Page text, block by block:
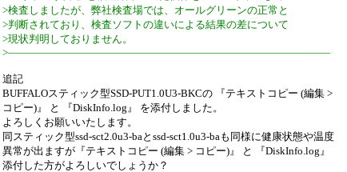
>検査しましたが、弊社検査場では、オールグリーンの正常と
>判断されており、検査ソフトの違いによる結果の差について
>現状判明しておりません。
>―――――――――――――――――――――――――――――――
追記
BUFFALOスティック型SSD-PUT1.0U3-BKCの 『テキストコピー (編集 >
コピー)』 と 『DiskInfo.log』 を添付しました。
よろしくお願いいたします。
同スティック型ssd-sct2.0u3-baとssd-sct1.0u3-baも同様に健康状態や温度
異常が出ますが『テキストコピー (編集 > コピー)』 と 『DiskInfo.log』
添付した方がよろしいでしょうか？